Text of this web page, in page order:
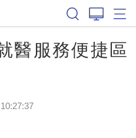
醫服務便捷區